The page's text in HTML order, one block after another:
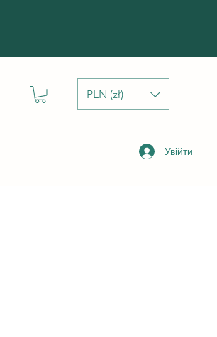
PLN (zł)
Увійти